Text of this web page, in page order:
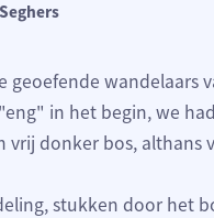
geoefende wandelaars
in het begin, we
vrij donker bos, althans
stukken door het